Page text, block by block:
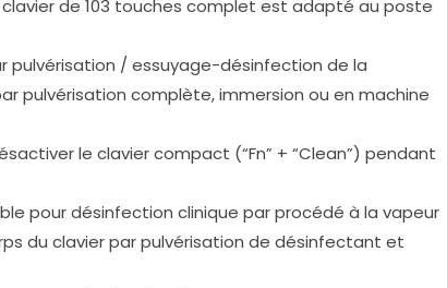
de 103 touches complet est adapté au poste
pulvérisation / essuyage-désinfection de la
pulvérisation complète, immersion ou en machine
le clavier compact (“Fn” + “Clean”) pendant
pour désinfection clinique par procédé à la vapeur
du clavier par pulvérisation de désinfectant et